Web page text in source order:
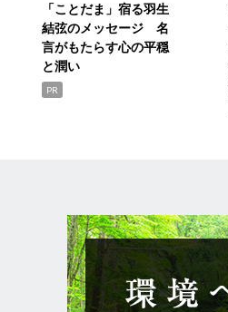
「ことだま」宿る羽生
結弦のメッセージ 名
言がもたらす心の平穏
と潤い
PR